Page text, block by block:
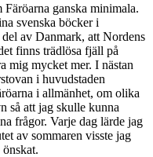
ganska minimala.
svenska böcker i
av Danmark, att Nordens
finns trädlösa fjäll på
mig mycket mer. I nästan
i huvudstaden
i allmänhet, om olika
så att jag skulle kunna
frågor. Varje dag lärde jag
av sommaren visste jag